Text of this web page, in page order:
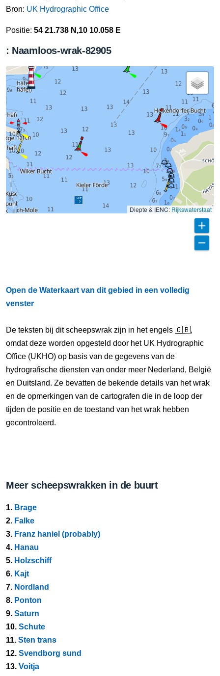
Bron: UK Hydrographic Office
Positie: 54 21.738 N,10 10.058 E
: Naamloos-wrak-82905
Diepte & IENC: Rijkswaterstaat
Open de Waterkaart van dit gebied in een volledig
venster
De teksten bij dit scheepswrak zijn in het engels 🇬🇧,
omdat deze worden opgesteld door het UK Hydrographic
Office (UKHO) op basis van de gegevens van de
hydrografische diensten van onder meer Nederland, België
en Duitsland. Ze bevatten de bekende details van het wrak
en de opmerkingen van de cartografen die in de loop der
tijden de positie en de toestand van het wrak hebben
gecontroleerd.
Meer scheepswrakken in de buurt
1. Brage
2. Falke
3. Franz haniel (probably)
4. Hanau
5. Holzschiff
6. Kajt
7. Nordland
8. Ponton
9. Saturn
10. Schute
11. Sten trans
12. Svendborg sund
13. Voitja